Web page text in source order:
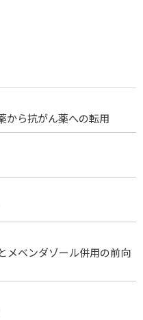
から抗がん薬への転用
メベンダゾール併用の前向